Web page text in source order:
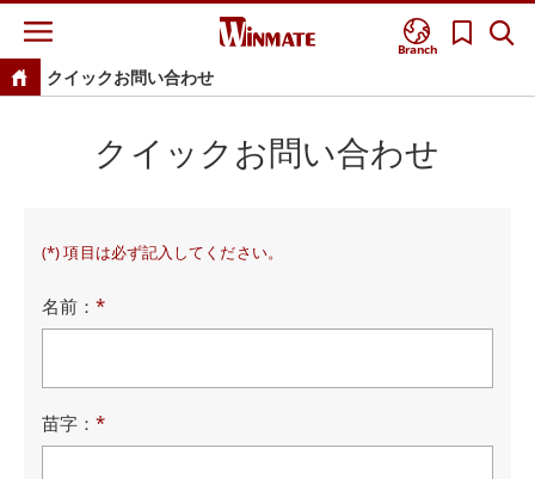
Branch
クイックお問い合わせ
クイックお問い合わせ
(*) 項目は必ず記入してください。
名前：*
苗字：*